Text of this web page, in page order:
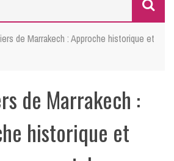
de Marrakech : Approche historique et
de Marrakech :
historique et